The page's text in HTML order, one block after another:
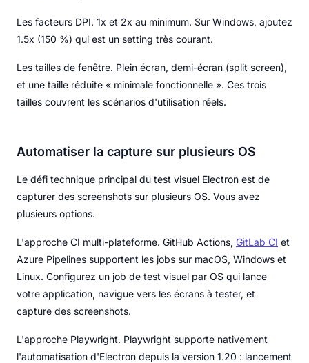
Les facteurs DPI. 1x et 2x au minimum. Sur Windows, ajoutez
1.5x (150 %) qui est un setting très courant.
Les tailles de fenêtre. Plein écran, demi-écran (split screen),
et une taille réduite « minimale fonctionnelle ». Ces trois
tailles couvrent les scénarios d'utilisation réels.
Automatiser la capture sur plusieurs OS
Le défi technique principal du test visuel Electron est de
capturer des screenshots sur plusieurs OS. Vous avez
plusieurs options.
L'approche CI multi-plateforme. GitHub Actions, GitLab CI et
Azure Pipelines supportent les jobs sur macOS, Windows et
Linux. Configurez un job de test visuel par OS qui lance
votre application, navigue vers les écrans à tester, et
capture des screenshots.
L'approche Playwright. Playwright supporte nativement
l'automatisation d'Electron depuis la version 1.20 : lancement